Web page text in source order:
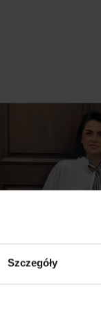
Szczegóły